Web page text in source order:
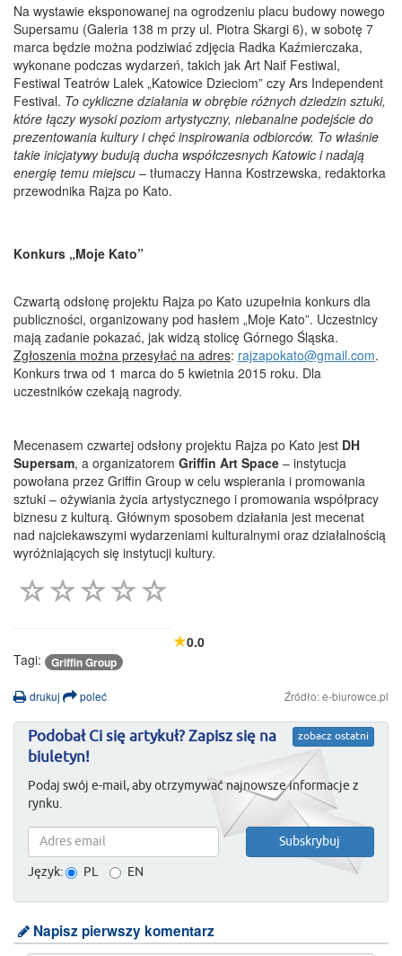
Na wystawie eksponowanej na ogrodzeniu placu budowy nowego
Supersamu (Galeria 138 m przy ul. Piotra Skargi 6), w sobotę 7
marca będzie można podziwiać zdjęcia Radka Kaźmierczaka,
wykonane podczas wydarzeń, takich jak Art Naif Festiwal,
Festiwal Teatrów Lalek „Katowice Dzieciom” czy Ars Independent
Festival. To cykliczne działania w obrębie różnych dziedzin sztuki,
które łączy wysoki poziom artystyczny, niebanalne podejście do
prezentowania kultury i chęć inspirowania odbiorców. To właśnie
takie inicjatywy budują ducha współczesnych Katowic i nadają
energię temu miejscu – tłumaczy Hanna Kostrzewska, redaktorka
przewodnika Rajza po Kato.
Konkurs „Moje Kato”
Czwartą odsłonę projektu Rajza po Kato uzupełnia konkurs dla
publiczności, organizowany pod hasłem „Moje Kato”. Uczestnicy
mają zadanie pokazać, jak widzą stolicę Górnego Śląska.
Zgłoszenia można przesyłać na adres: rajzapokato@gmail.com.
Konkurs trwa od 1 marca do 5 kwietnia 2015 roku. Dla
uczestników czekają nagrody.
Mecenasem czwartej odsłony projektu Rajza po Kato jest DH
Supersam, a organizatorem Griffin Art Space – instytucja
powołana przez Griffin Group w celu wspierania i promowania
sztuki – ożywiania życia artystycznego i promowania współpracy
biznesu z kulturą. Głównym sposobem działania jest mecenat
nad najciekawszymi wydarzeniami kulturalnymi oraz działalnością
wyróżniających się instytucji kultury.
0.0
Tagi:
Griffin Group
drukuj poleć Źródło: e-biurowce.pl
zobacz ostatni
Podobał Ci się artykuł? Zapisz się na
biuletyn!
Podaj swój e-mail, aby otrzymywać najnowsze informacje z
rynku.
Język: PL EN
Napisz pierwszy komentarz